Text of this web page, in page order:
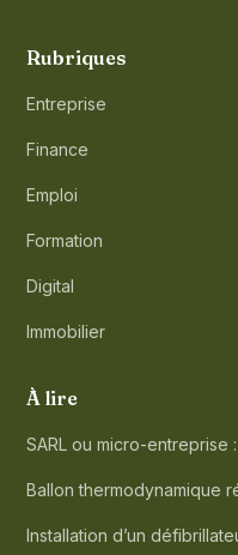
Rubriques
Entreprise
Finance
Emploi
Formation
Digital
Immobilier
À lire
SARL ou micro-entreprise
Ballon thermodynamique
Installation d’un